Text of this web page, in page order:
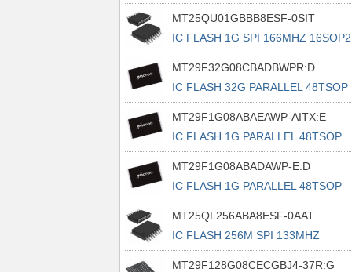
MT25QU01GBBB8ESF-0SIT
IC FLASH 1G SPI 166MHZ 16SOP2
MT29F32G08CBADBWPR:D
IC FLASH 32G PARALLEL 48TSOP
MT29F1G08ABAEAWP-AITX:E
IC FLASH 1G PARALLEL 48TSOP
MT29F1G08ABADAWP-E:D
IC FLASH 1G PARALLEL 48TSOP
MT25QL256ABA8ESF-0AAT
IC FLASH 256M SPI 133MHZ
16SOP2
MT29F128G08CECGBJ4-37R:G